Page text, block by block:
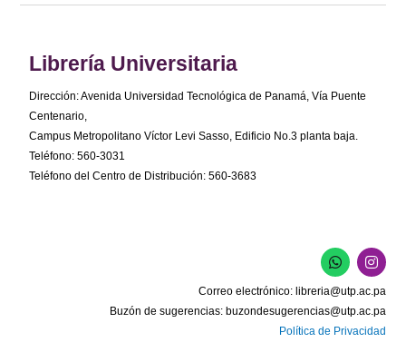
Librería Universitaria
Dirección: Avenida Universidad Tecnológica de Panamá, Vía Puente
Centenario,
Campus Metropolitano Víctor Levi Sasso, Edificio No.3 planta baja.
Teléfono: 560-3031
Teléfono del Centro de Distribución: 560-3683
W
h
a
t
s
a
p
I
n
s
t
a
g
r
Correo electrónico: libreria@utp.ac.pa
Buzón de sugerencias: buzondesugerencias@utp.ac.pa
Política de Privacidad